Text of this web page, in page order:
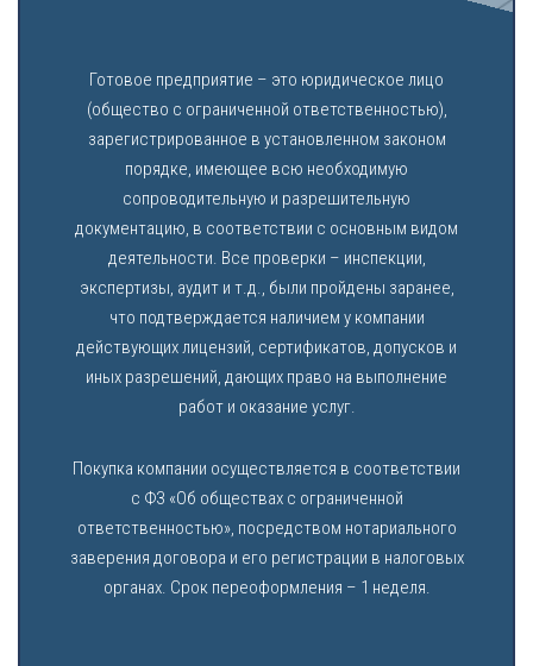
Готовое предприятие – это юридическое лицо
(общество с ограниченной ответственностью),
зарегистрированное в установленном законом
порядке, имеющее всю необходимую
сопроводительную и разрешительную
документацию, в соответствии с основным видом
деятельности. Все проверки – инспекции,
экспертизы, аудит и т.д., были пройдены заранее,
что подтверждается наличием у компании
действующих лицензий, сертификатов, допусков и
иных разрешений, дающих право на выполнение
работ и оказание услуг.
Покупка компании осуществляется в соответствии
с ФЗ «Об обществах с ограниченной
ответственностью», посредством нотариального
заверения договора и его регистрации в налоговых
органах. Срок переоформления – 1 неделя.